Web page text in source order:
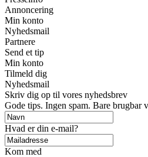
Annoncering
Min konto
Nyhedsmail
Partnere
Send et tip
Min konto
Tilmeld dig
Nyhedsmail
Skriv dig op til vores nyhedsbrev
Gode tips. Ingen spam. Bare brugbar
Hvad er din e-mail?
Kom med